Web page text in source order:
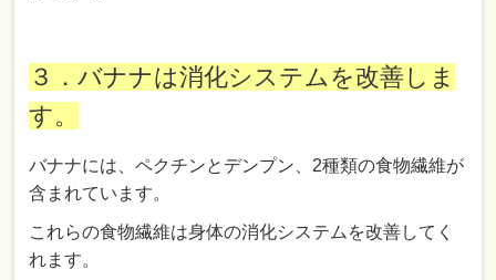
３．バナナは消化システムを改善しま
す。
バナナには、ペクチンとデンプン、2種類の食物繊維が
含まれています。
これらの食物繊維は身体の消化システムを改善してく
れます。